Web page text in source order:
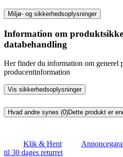
Miljø- og sikkerhedsoplysninger
Information om
databehandling
Her finder du information om generel
producentinformation
Vis sikkerhedsoplysninger
Hvad andre synes (0)Dette produkt er
Klik & Hent
til 30 dages returret